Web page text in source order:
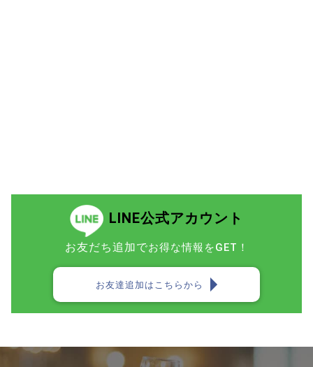
LINE公式アカウント
お友だち追加でお得な情報をGET！
お友達追加はこちらから